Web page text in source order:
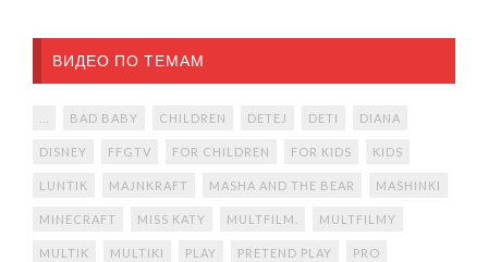
ВИДЕО ПО ТЕМАМ
BAD BABY CHILDREN DETEJ DETI DIANA
DISNEY FFGTV FOR CHILDREN FOR KIDS KIDS
LUNTIK MAJNKRAFT MASHA AND THE BEAR MASHINKI
MINECRAFT MISS KATY MULTFILM. MULTFILMY
MULTIK MULTIKI PLAY PRETEND PLAY PRO